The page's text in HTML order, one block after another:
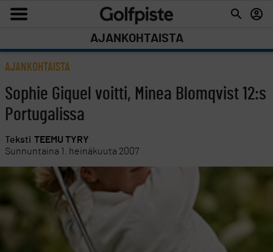
AJANKOHTAISTA
AJANKOHTAISTA
Sophie Giquel voitti, Minea Blomqvist 12:s
Portugalissa
Teksti TEEMU TYRY
Sunnuntaina 1. heinäkuuta 2007